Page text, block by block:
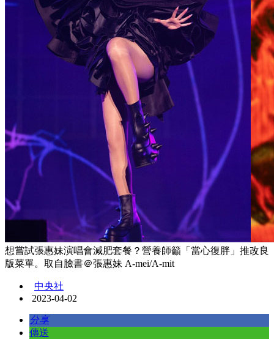
想嘗試張惠妹演唱會減肥套餐？營養師籲「當心復胖」推改良
版菜單。取自臉書＠張惠妹 A-mei/A-mit
中央社
2023-04-02
分享
傳送